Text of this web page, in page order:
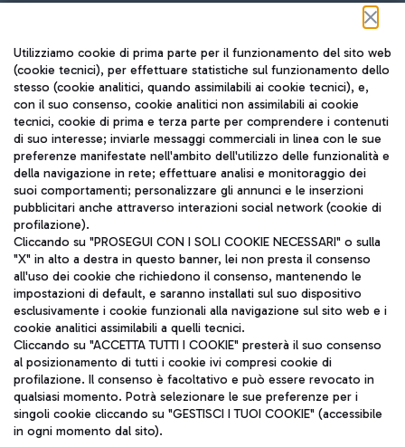
Seguici sui social
TRAVEL JOURNAL
ITA
Aeroporti di Roma S.p.A. - Società soggetta a direzione e
coordinamento di Mundys S.p.A.
Codice fiscale e Registro delle Imprese di Roma 13032990155 P.
IVA 06572251004
Capitale sociale 62.224.743,00 int. vers.
Sede legale: Via Pier Paolo Racchetti 1 - 00054 Fiumicino (RM)
telefono +39 06 65951
Utilizziamo cookie di prima parte per il funzionamento del sito web
(cookie tecnici), per effettuare statistiche sul funzionamento dello
stesso (cookie analitici, quando assimilabili ai cookie tecnici), e,
con il suo consenso, cookie analitici non assimilabili ai cookie
tecnici, cookie di prima e terza parte per comprendere i contenuti
di suo interesse; inviarle messaggi commerciali in linea con le sue
preferenze manifestate nell'ambito dell'utilizzo delle funzionalità e
della navigazione in rete; effettuare analisi e monitoraggio dei
suoi comportamenti; personalizzare gli annunci e le inserzioni
pubblicitari anche attraverso interazioni social network (cookie di
profilazione).
Cliccando su "PROSEGUI CON I SOLI COOKIE NECESSARI" o sulla
"X" in alto a destra in questo banner, lei non presta il consenso
all'uso dei cookie che richiedono il consenso, mantenendo le
impostazioni di default, e saranno installati sul suo dispositivo
esclusivamente i cookie funzionali alla navigazione sul sito web e i
cookie analitici assimilabili a quelli tecnici.
Cliccando su "ACCETTA TUTTI I COOKIE" presterà il suo consenso
al posizionamento di tutti i cookie ivi compresi cookie di
profilazione. Il consenso è facoltativo e può essere revocato in
qualsiasi momento. Potrà selezionare le sue preferenze per i
singoli cookie cliccando su "GESTISCI I TUOI COOKIE" (accessibile
in ogni momento dal sito).